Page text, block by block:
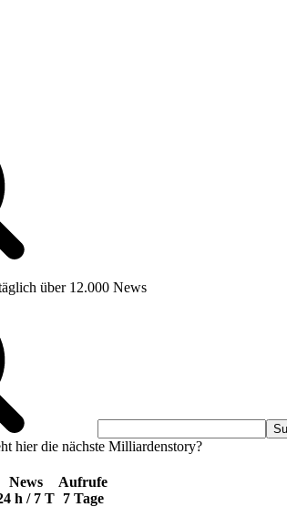
über 12.000 News
hier die nächste Milliardenstory?
News
h / 7 T
Aufrufe
7 Tage